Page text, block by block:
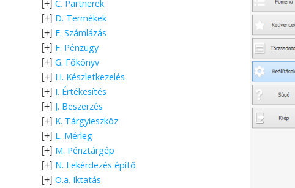
[+] C. Partnerek
[+] D. Termékek
[+] E. Számlázás
[+] F. Pénzügy
[+] G. Főkönyv
[+] H. Készletkezelés
[+] I. Értékesítés
[+] J. Beszerzés
[+] K. Tárgyieszköz
[+] L. Mérleg
[+] M. Pénztárgép
[+] N. Lekérdezés építő
[+] O.a. Iktatás